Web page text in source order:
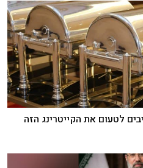
לטעום את הקייטרינג הזה